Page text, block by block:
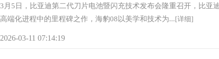
3月5日，比亚迪第二代刀片电池暨闪充技术发布会隆重召开，比亚
高端化进程中的里程碑之作，海豹08以美学和技术为... [详细]
2026-03-11 07:14:19